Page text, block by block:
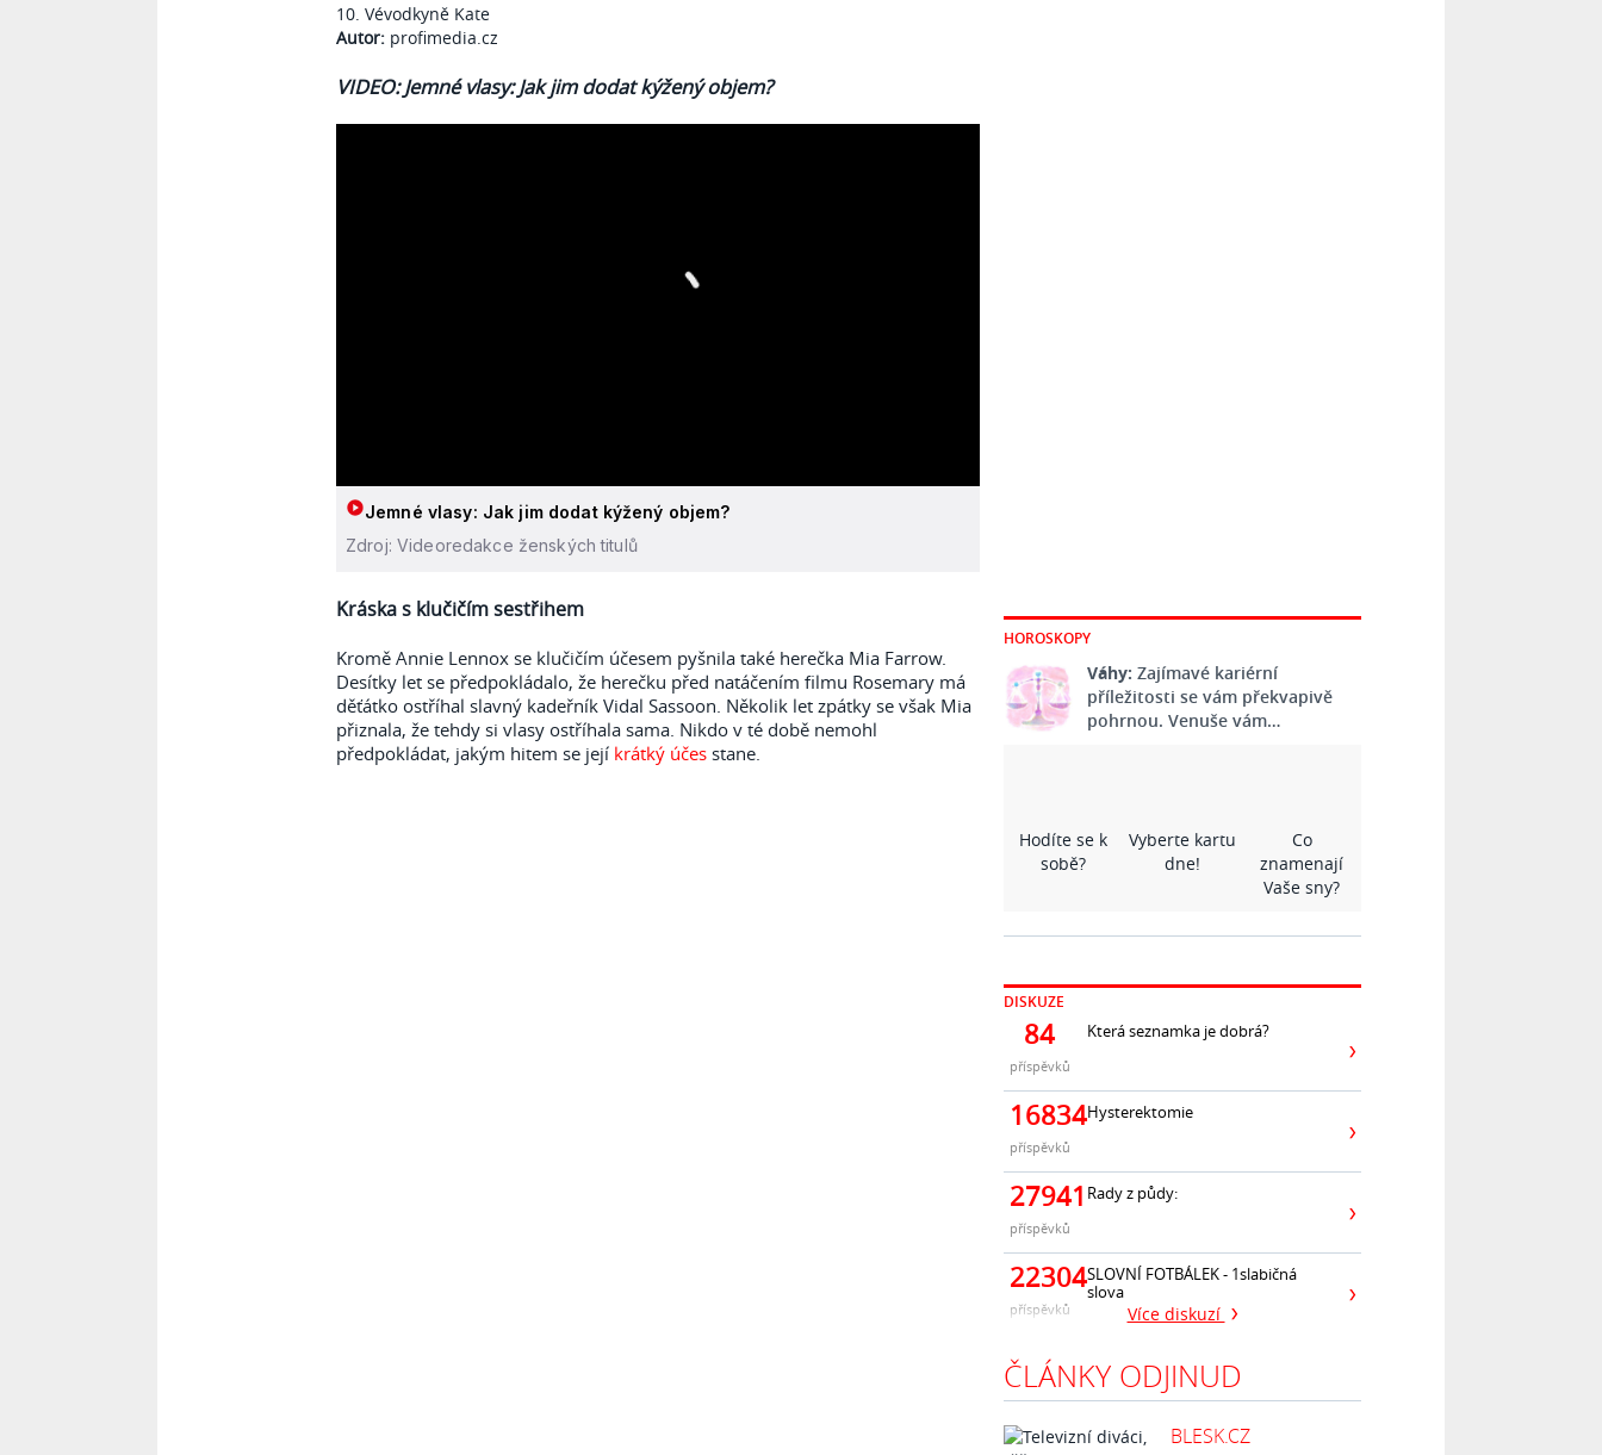
10. Vévodkyně Kate
Autor: profimedia.cz
VIDEO: Jemné vlasy: Jak jim dodat kýžený objem?
Jemné vlasy: Jak jim dodat kýžený objem?
Zdroj: Videoredakce ženských titulů
Kráska s klučičím sestřihem
Kromě Annie Lennox se klučičím účesem pyšnila také herečka Mia Farrow.
Desítky let se předpokládalo, že herečku před natáčením filmu Rosemary má
děťátko ostříhal slavný kadeřník Vidal Sassoon. Několik let zpátky se však Mia
přiznala, že tehdy si vlasy ostříhala sama. Nikdo v té době nemohl
předpokládat, jakým hitem se její krátký účes stane.
HOROSKOPY
Váhy: Zajímavé kariérní
příležitosti se vám překvapivě
pohrnou. Venuše vám…
Hodíte se k
sobě?
Vyberte kartu
dne!
Co
znamenají
Vaše sny?
DISKUZE
84
příspěvků
Která seznamka je dobrá?
16834
příspěvků
Hysterektomie
27941
příspěvků
Rady z půdy:
22304
příspěvků
SLOVNÍ FOTBÁLEK - 1slabičná
slova
Více diskuzí
ČLÁNKY ODJINUD
BLESK.CZ